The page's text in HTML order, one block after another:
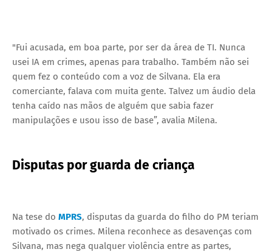
"Fui acusada, em boa parte, por ser da área de TI. Nunca
usei IA em crimes, apenas para trabalho. Também não sei
quem fez o conteúdo com a voz de Silvana. Ela era
comerciante, falava com muita gente. Talvez um áudio dela
tenha caído nas mãos de alguém que sabia fazer
manipulações e usou isso de base”, avalia Milena.
Disputas por guarda de criança
Na tese do MPRS, disputas da guarda do filho do PM teriam
motivado os crimes. Milena reconhece as desavenças com
Silvana, mas nega qualquer violência entre as partes,